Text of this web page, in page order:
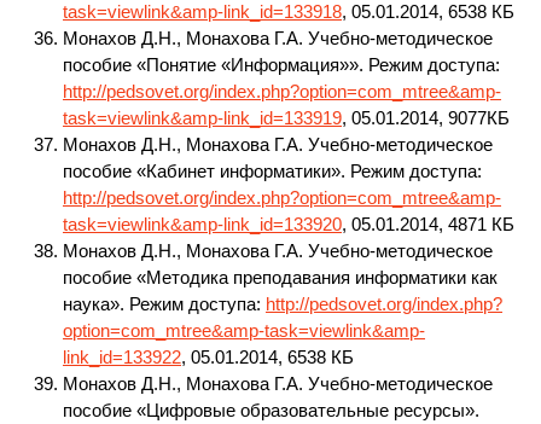
task=viewlink&amp-link_id=133918, 05.01.2014, 6538 КБ
Монахов Д.Н., Монахова Г.А. Учебно-методическое
пособие «Понятие «Информация»». Режим доступа:
http://pedsovet.org/index.php?option=com_mtree&amp-
task=viewlink&amp-link_id=133919, 05.01.2014, 9077КБ
Монахов Д.Н., Монахова Г.А. Учебно-методическое
пособие «Кабинет информатики». Режим доступа:
http://pedsovet.org/index.php?option=com_mtree&amp-
task=viewlink&amp-link_id=133920, 05.01.2014, 4871 КБ
Монахов Д.Н., Монахова Г.А. Учебно-методическое
пособие «Методика преподавания информатики как
наука». Режим доступа: http://pedsovet.org/index.php?
option=com_mtree&amp-task=viewlink&amp-
link_id=133922, 05.01.2014, 6538 КБ
Монахов Д.Н., Монахова Г.А. Учебно-методическое
пособие «Цифровые образовательные ресурсы».